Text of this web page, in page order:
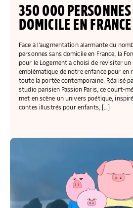
NOS AMIS, PARRAINS ET
NOS FONDATIONS ABRITÉES
NOUS REJOINDRE
ACCUEILLIR, ACCOMPAGNER,
SOUTENIR L’ENGAGEMENT DES
DONNER LES MOYENS D’AGIR
RAPPORTS SUR L’ÉTAT DU MAL-
S’ENGAGER AUTREMENT
FAIRE UN DON IFI
PARTENARIATS ENTREPRISES
350 000 PERSONNES
DOMICILE EN FRANCE
Face à l’augmentation alarmante du
personnes sans domicile en France, la
pour le Logement a choisi de revisiter un
emblématique de notre enfance pour en
toute la portée contemporaine. Réalisé
studio parisien Passion Paris, ce court-
met en scène un univers poétique,
contes illustrés pour enfants, […]